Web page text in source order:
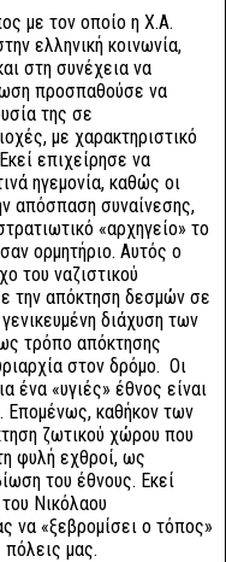
με τον οποίο η Χ.Α.
ελληνική κοινωνία,
στη συνέχεια να
προσπαθούσε να
της σε
με χαρακτηριστικό
επιχείρησε να
ηγεμονία, καθώς οι
απόσπαση συναίνεσης,
«αρχηγείο» το
ορμητήριο. Αυτός ο
του ναζιστικού
την απόκτηση δεσμών σε
διάχυση των
τρόπο απόκτησης
στον δρόμο. Οι
ένα «υγιές» έθνος είναι
Επομένως, καθήκον των
ζωτικού χώρου που
φυλή εχθροί, ως
του έθνους. Εκεί
Νικόλαου
να «ξεβρομίσει ο τόπος»
πόλεις μας.